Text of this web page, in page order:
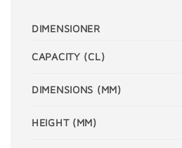
DIMENSIONER
CAPACITY (CL)
DIMENSIONS (MM)
HEIGHT (MM)